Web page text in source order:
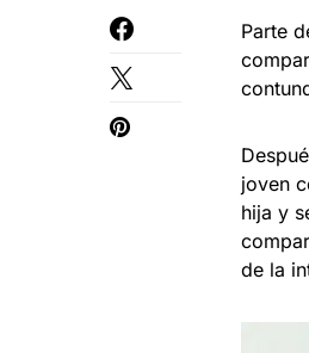
Parte
joven
hija y
de la